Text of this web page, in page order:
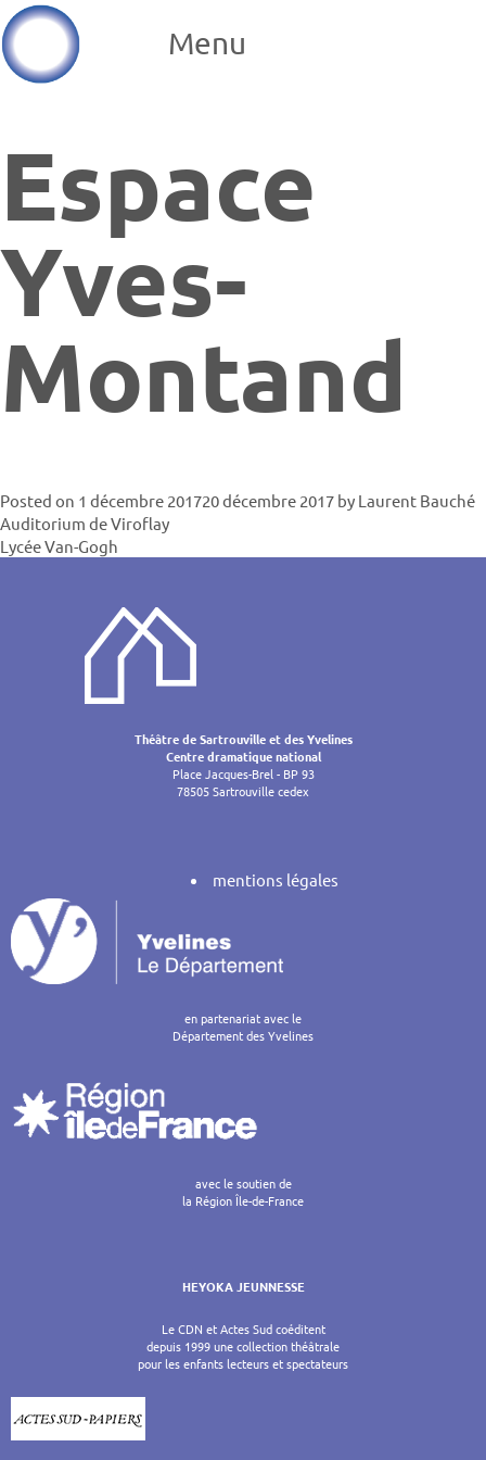
Menu
Espace
Yves-
Montand
Posted on 1 décembre 201720 décembre 2017 by Laurent Bauché
de
l’article
Auditorium de Viroflay
Lycée Van-Gogh
Théâtre de Sartrouville et des Yvelines
Centre dramatique national
Place Jacques-Brel - BP 93
78505 Sartrouville cedex
mentions légales
en partenariat avec le
Département des Yvelines
avec le soutien de
la Région Île-de-France
HEYOKA JEUNNESSE
Le CDN et Actes Sud coéditent
depuis 1999 une collection théâtrale
pour les enfants lecteurs et spectateurs